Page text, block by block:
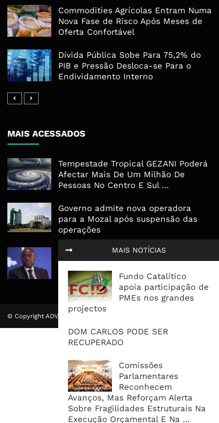
MAIS NOTÍCIAS
Fundo Catalítico
apoia participação de
PMEs nos grandes
projectos
DOM CARLOS PODE SER
RECUPERADO
Comissões
Parlamentares
Reconhecem
Avanços, Mas Reforçam Alerta
Sobre Fragilidades Estruturais Na
Execução Orçamental E Na ...
Commodities Agrícolas Entram Numa
Nova Fase de Risco Após Meses de
Oferta Confortável
Dívida Pública Sobe Para 75,2% do
PIB e Pressão Desloca-se Para o
Endividamento Interno
MAIS ACESSADOS
Tempestade Tropical GEZANI Poderá
Afectar Mais De Um Milhão De
Pessoas No Centro E Sul ...
Governo admite nova operadora
para a Mozal após suspensão das
operações
CEO do Standard Bank pede ao
Governo que “saia do caminho” e
facilite os negócios
© Copyright ADVALUE. Todos Direitos Reservados.